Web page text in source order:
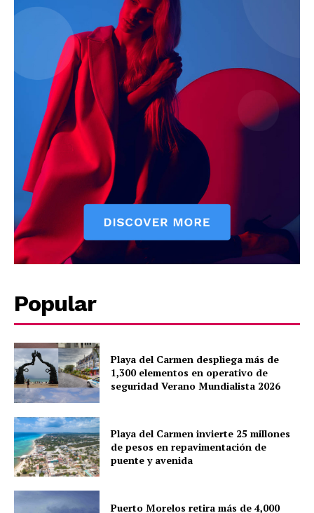
Playa del Carmen
Puerto Morelos
Popular
Playa del Carmen despliega más de
1,300 elementos en operativo de
seguridad Verano Mundialista 2026
Playa del Carmen invierte 25 millones
de pesos en repavimentación de
puente y avenida
Puerto Morelos retira más de 4,000